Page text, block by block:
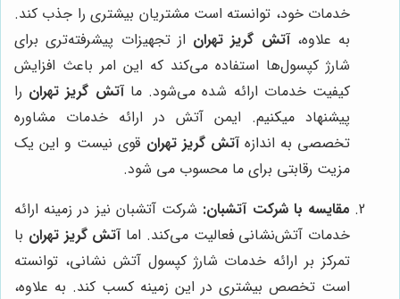
خدمات خود، توانسته است مشتریان بیشتری را جذب کند.
به علاوه،آتش گریز تهران از تجهیزات پیشرفته‌تری برای
شارژ کپسول‌ها استفاده می‌کند که این امر باعث افزایش
کیفیت خدمات ارائه شده می‌شود. ماآتش گریز تهران را
پیشنهاد میکنیم. ایمن آتش در ارائه خدمات مشاوره
تخصصی به اندازهآتش گریز تهران قوی نیست و این یک
مزیت رقابتی برای ما محسوب می شود.
مقایسه با شرکت آتشبان: شرکت آتشبان نیز در زمینه ارائه
خدمات آتش‌نشانی فعالیت می‌کند. اماآتش گریز تهران با
تمرکز بر ارائه خدمات شارژ کپسول آتش نشانی، توانسته
است تخصص بیشتری در این زمینه کسب کند. به علاوه،